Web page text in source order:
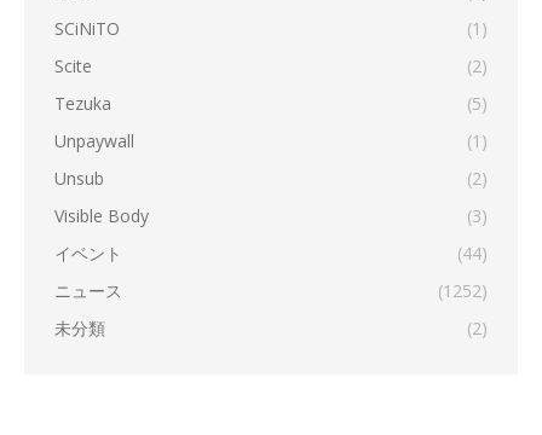
SCiNiTO
(1)
Scite
(2)
Tezuka
(5)
Unpaywall
(1)
Unsub
(2)
Visible Body
(3)
イベント
(44)
ニュース
(1252)
未分類
(2)